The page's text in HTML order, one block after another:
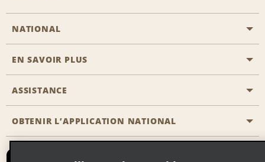
NATIONAL
Passer une réservation
Solutions pour les professionnels
EN SAVOIR PLUS
Carrière
ASSISTANCE
Accessibilité
Nous contacter
OBTENIR L’APPLICATION NATIONAL